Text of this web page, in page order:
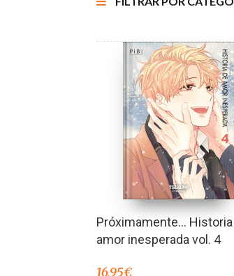
Próximamente… Historia
amor inesperada vol. 4
16,95€